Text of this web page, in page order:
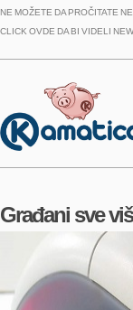
NE MOŽETE DA PROČITATE
CLICK OVDE DA BI VIDELI
Građani sve